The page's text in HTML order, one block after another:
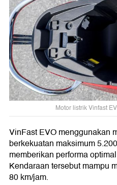
Motor listrik Vinfast
VinFast EVO menggunakan
berkekuatan maksimum
memberikan performa
Kendaraan tersebut mampu
80 km/jam.